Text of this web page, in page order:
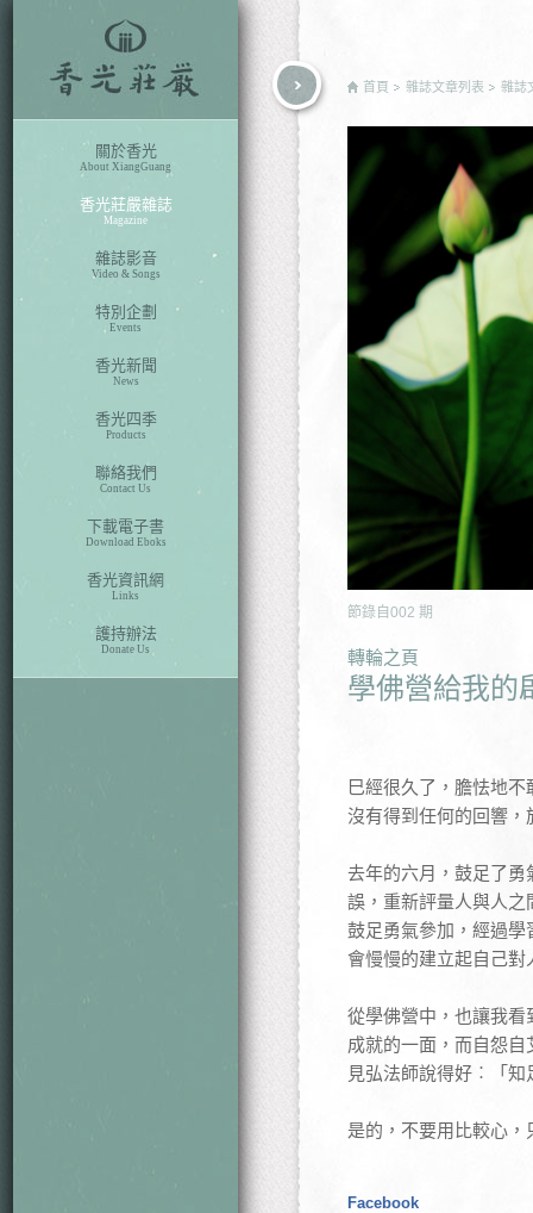
關於香光
About XiangGuang
香光莊嚴雜誌
Magazine
雜誌影音
Video & Songs
特別企劃
Events
香光新聞
News
香光四季
Products
聯絡我們
Contact Us
下載電子書
Download Eboks
香光資訊網
Links
護持辦法
Donate Us
首頁 雜誌文章列表 雜誌
節錄自 002 期
轉輪之頁
學佛營給我的
巳經很久了，膽怯地
沒有得到任何的回響
去年的六月，鼓足了
誤，重新評量人與人
鼓足勇氣參加，經過
會慢慢的建立起自己
從學佛營中，也讓我
成就的一面，而自怨
見弘法師說得好︰「
是的，不要用比較心
Facebook